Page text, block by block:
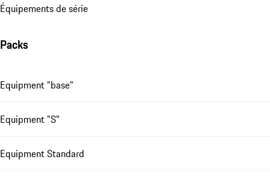
Équipements de série
Packs
Equipment "base"
Equipment "S"
Equipment Standard